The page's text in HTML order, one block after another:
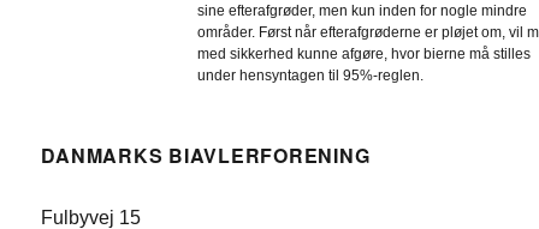
sine efterafgrøder, men kun inden for nogle mindre
områder. Først når efterafgrøderne er pløjet om, vil
med sikkerhed kunne afgøre, hvor bierne må stilles
under hensyntagen til 95%-reglen.
DANMARKS BIAVLERFORENING
Fulbyvej 15